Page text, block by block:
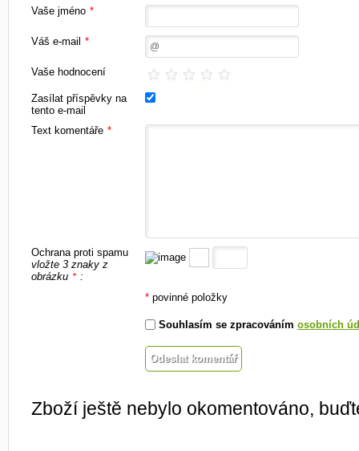
Vaše jméno *
Váš e-mail *
Vaše hodnocení
Zasílat příspěvky na
tento e-mail
Text komentáře *
Ochrana proti spamu
vložte 3 znaky z
obrázku * :
* povinné položky
Souhlasím se zpracováním osobních
Zboží ještě nebylo okomentováno,